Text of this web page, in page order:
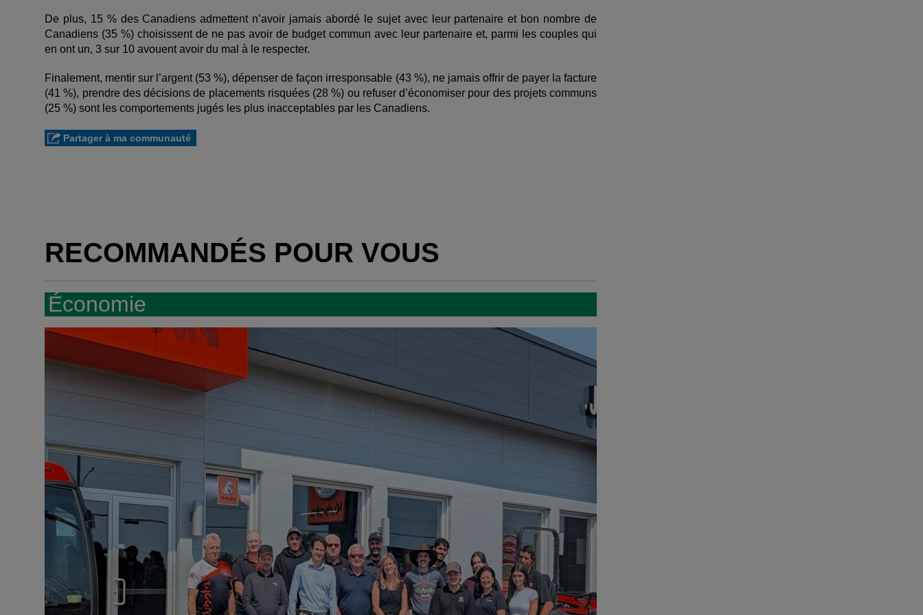
De plus, 15 % des Canadiens admettent n’avoir jamais abordé le sujet avec leur partenaire et bon nombre de
Canadiens (35 %) choisissent de ne pas avoir de budget commun avec leur partenaire et, parmi les couples qui
en ont un, 3 sur 10 avouent avoir du mal à le respecter.
Finalement, mentir sur l’argent (53 %), dépenser de façon irresponsable (43 %), ne jamais offrir de payer la facture
(41 %), prendre des décisions de placements risquées (28 %) ou refuser d’économiser pour des projets communs
(25 %) sont les comportements jugés les plus inacceptables par les Canadiens.
Partager à ma communauté
RECOMMANDÉS POUR VOUS
Économie